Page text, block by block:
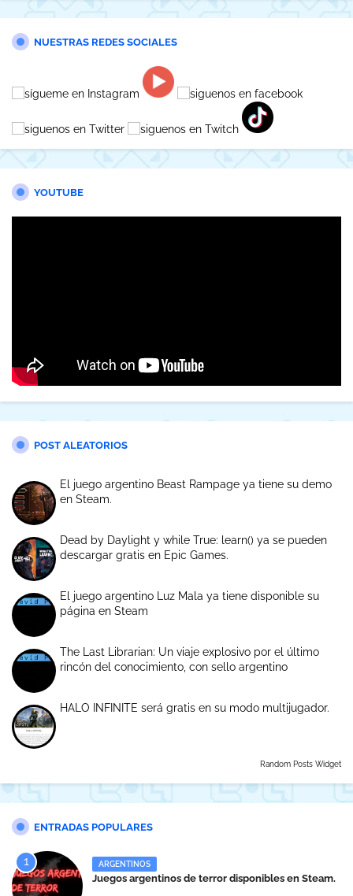
NUESTRAS REDES SOCIALES
YOUTUBE
POST ALEATORIOS
El juego argentino Beast Rampage ya tiene su demo
en Steam.
Dead by Daylight y while True: learn() ya se pueden
descargar gratis en Epic Games.
El juego argentino Luz Mala ya tiene disponible su
página en Steam
The Last Librarian: Un viaje explosivo por el último
rincón del conocimiento, con sello argentino
HALO INFINITE será gratis en su modo multijugador.
Random Posts Widget
ENTRADAS POPULARES
ARGENTINOS
Juegos argentinos de terror disponibles en Steam.